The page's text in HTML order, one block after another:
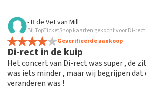
Beoordeling van - Rosalinda Presburg over
Prima
De recensie is vertaald Origineel weergeven
- B de Vetvan Mill
Bij TopTicketShop kaarten gekocht voor Di-
Geverifieerde aankoop
Di-rect in de kuip
Het concert van Di-rect was super , de
was iets minder , maar wij begrijpen
veranderen was !